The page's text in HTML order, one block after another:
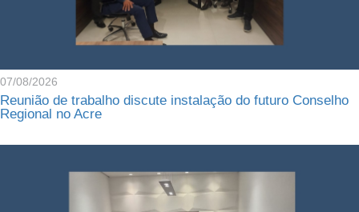
07/08/2026
Reunião de trabalho discute instalação do futuro Conselho
Regional no Acre